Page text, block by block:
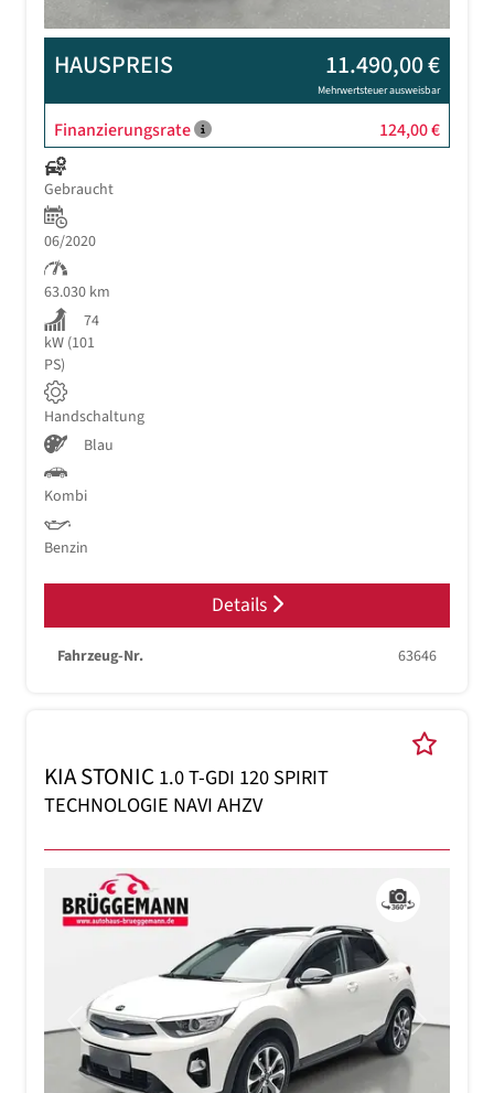
HAUSPREIS 11.490,00 €
Mehrwertsteuer ausweisbar
Finanzierungsrate 124,00 €
Gebraucht
06/2020
63.030 km
74
kW (101
PS)
Handschaltung
Blau
Kombi
Benzin
Details
Fahrzeug-Nr. 63646
KIA STONIC 1.0 T-GDI 120 SPIRIT
TECHNOLOGIE NAVI AHZV
Previous Next